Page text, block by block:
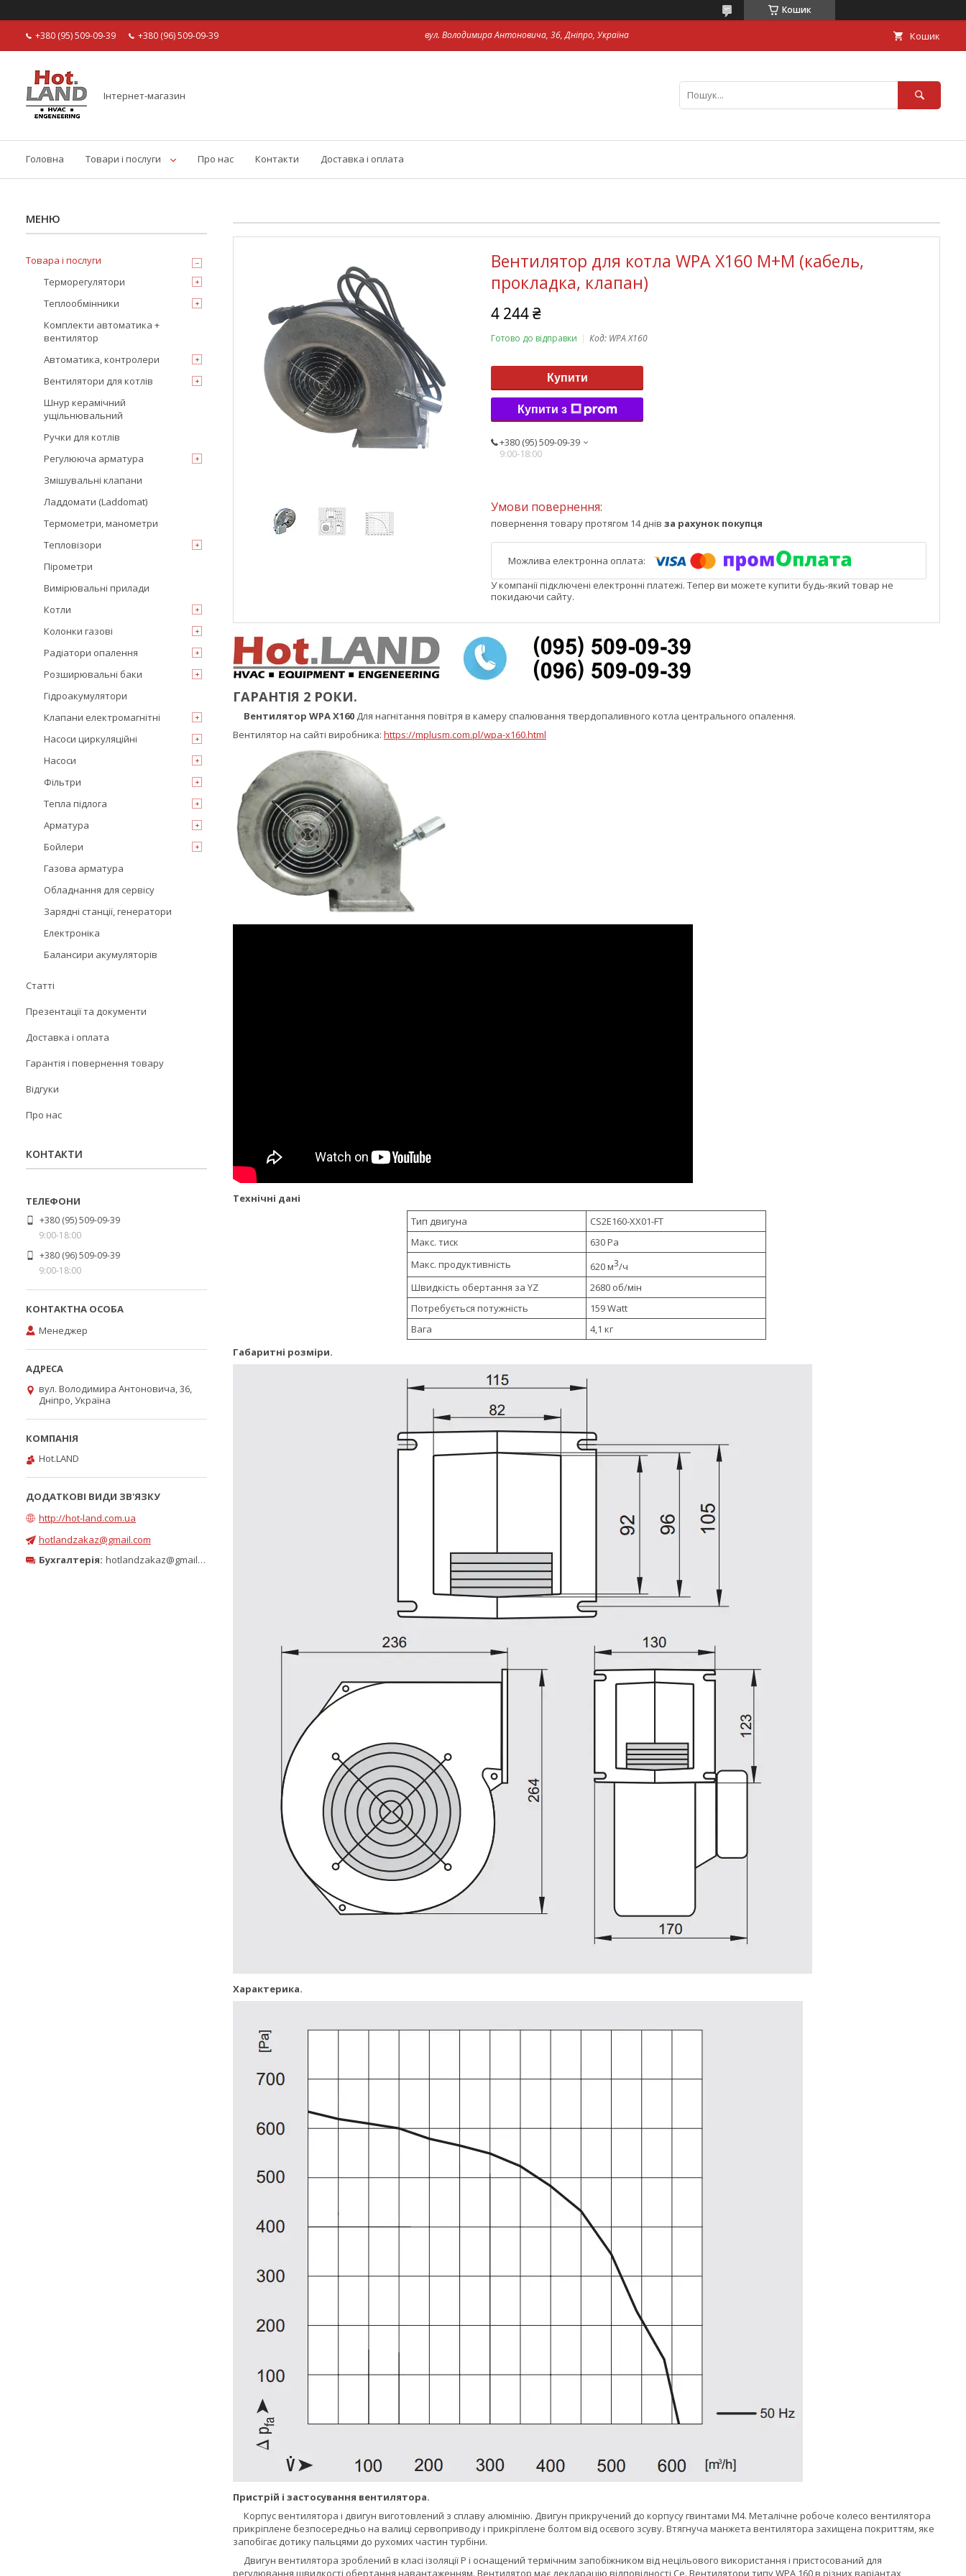
Кошик
+380 (95) 509-09-39 +380 (96) 509-09-39 вул. Володимира Антоновича, 36, Дніпро, Україна Кошик
Інтернет-магазин
Головна Товари і послуги Про нас Контакти Доставка і оплата
Вентилятор для котла WPA X160 M+M (кабель,
прокладка, клапан)
4 244 ₴
Готово до відправки Код: WPA X160
Купити
Купити з
+380 (95) 509-09-39
9:00-18:00
повернення товару протягом 14 днів за рахунок покупця
У компанії підключені електронні платежі. Тепер ви можете купити будь-який товар не
покидаючи сайту.
ГАРАНТІЯ 2 РОКИ.
Вентилятор WPA X160 Для нагнітання повітря в камеру спалювання твердопаливного котла центрального опалення.
Вентилятор на сайті виробника: https://mplusm.com.pl/wpa-x160.html
Технічні дані
Тип двигуна
CS2E160-XX01-FT
Макс. тиск
630 Pa
Макс. продуктивність
620 м3/ч
Швидкість обертання за YZ
2680 об/мін
Потребується потужність
159 Watt
Вага
4,1 кг
Габаритні розміри.
Характерика.
Пристрій і застосування вентилятора.
Корпус вентилятора і двигун виготовлений з сплаву алюмінію. Двигун прикручений до корпусу гвинтами М4. Металічне робоче колесо вентилятора
прикріплене безпосередньо на валиці сервоприводу і прикріплене болтом від осєвого зсуву. Втягнуча манжета вентилятора захищена покриттям, яке
запобігає дотику пальцями до рухомих частин турбіни.
Двигун вентилятора зроблений в класі ізоляції Р і оснащений термічним запобіжником від нецільового використання і пристосований для
регулювання швидкості обертання навантаженням. Вентилятор має декларацію відповідності Се. Вентилятори типу WPA 160 в різних варіантах
Товара і послуги
Терморегулятори
Теплообмінники
Комплекти автоматика +
вентилятор
Автоматика, контролери
Вентилятори для котлів
Шнур керамічний
ущільнювальний
Ручки для котлів
Регулююча арматура
Змішувальні клапани
Ладдомати (Laddomat)
Термометри, манометри
Тепловізори
Пірометри
Вимірювальні прилади
Котли
Колонки газові
Радіатори опалення
Розширювальні баки
Гідроакумулятори
Клапани електромагнітні
Насоси циркуляційні
Насоси
Фільтри
Тепла підлога
Арматура
Бойлери
Газова арматура
Обладнання для сервісу
Зарядні станції, генератори
Електроніка
Балансири акумуляторів
Статті
Презентації та документи
Доставка і оплата
Гарантія і повернення товару
Відгуки
Про нас
КОНТАКТИ
+380 (95) 509-09-39
9:00-18:00
+380 (96) 509-09-39
9:00-18:00
Менеджер
вул. Володимира Антоновича, 36,
Дніпро, Україна
Hot.LAND
http://hot-land.com.ua
hotlandzakaz@gmail.com
Бухгалтерія: hotlandzakaz@gmail.com